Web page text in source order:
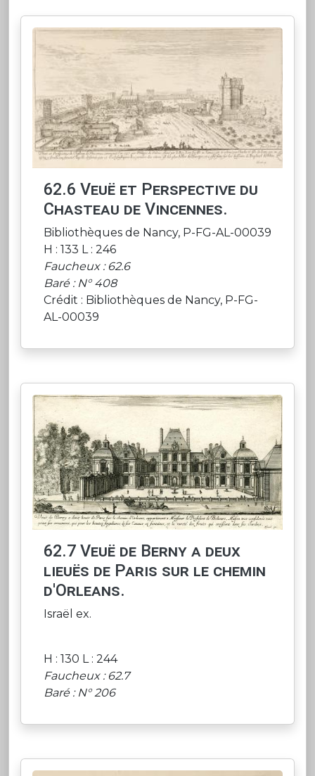
62.6 Veuë et Perspective du
Chasteau de Vincennes.
Bibliothèques de Nancy, P-FG-AL-00039
H : 133 L : 246
Faucheux : 62.6
Baré : N° 408
Crédit : Bibliothèques de Nancy, P-FG-
AL-00039
62.7 Veuë de Berny a deux
lieuës de Paris sur le chemin
d'Orleans.
Israël ex.
H : 130 L : 244
Faucheux : 62.7
Baré : N° 206